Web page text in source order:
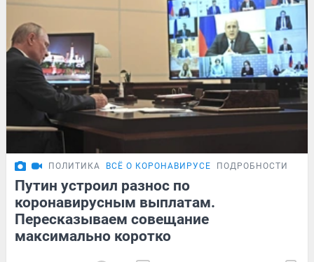
ПОЛИТИКА ВСЁ О КОРОНАВИРУСЕ ПОДРОБНОСТИ
Путин устроил разнос по
коронавирусным выплатам.
Пересказываем совещание
максимально коротко